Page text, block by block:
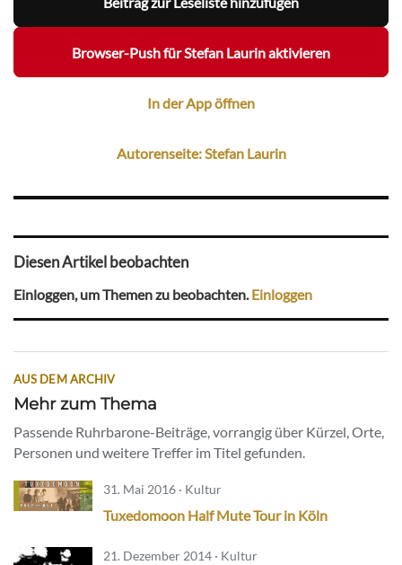
Browser-Push für Stefan Laurin aktivieren
In der App öffnen
Autorenseite: Stefan Laurin
Diesen Artikel beobachten
Einloggen, um Themen zu beobachten. Einloggen
AUS DEM ARCHIV
Mehr zum Thema
Passende Ruhrbarone-Beiträge, vorrangig über Kürzel, Orte,
Personen und weitere Treffer im Titel gefunden.
31. Mai 2016 · Kultur
Tuxedomoon Half Mute Tour in Köln
21. Dezember 2014 · Kultur